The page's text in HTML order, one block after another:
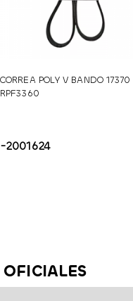
CORREA POLY V BANDO
RPF3360
-2001624